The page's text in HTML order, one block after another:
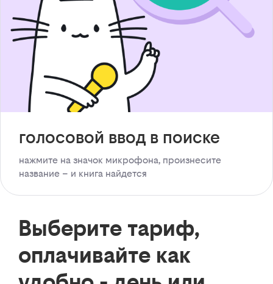
голосовой ввод в поиске
нажмите на значок микрофона, произнесите
название – и книга найдется
Выберите тариф,
оплачивайте как